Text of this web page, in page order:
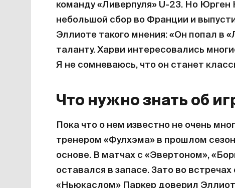
команду «Ливерпуля» U-23. Но Юрген
небольшой сбор во Франции и
Эллиоте такого мнения: «Он попал в
таланту. Харви интересовались
Я не сомневаюсь, что он станет
Что нужно знать об
Пока что о нем известно не очень
тренером «Фулхэма» в прошлом
основе. В матчах с «Эвертоном»,
оставался в запасе. Зато во
«Ньюкаслом» Паркер доверил